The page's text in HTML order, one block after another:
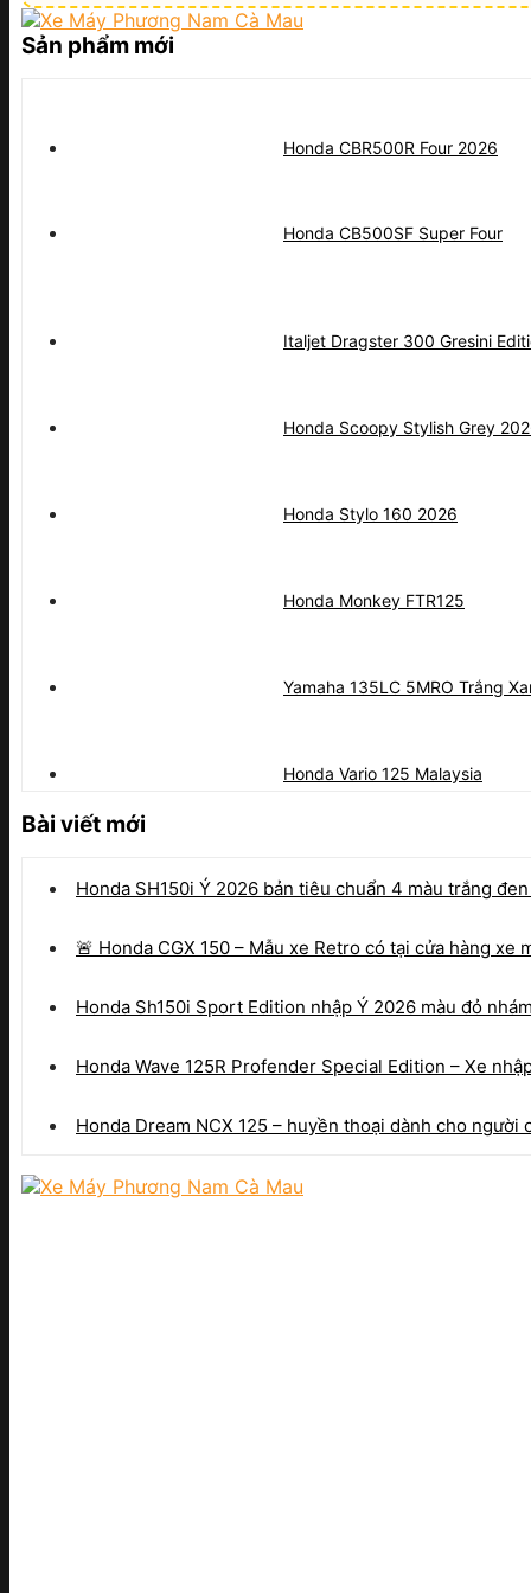
Sản phẩm mới
Honda CBR500R Four 2026
Honda CB500SF Super Four
Italjet Dragster 300 Gresini
Honda Scoopy Stylish Grey
Honda Stylo 160 2026
Honda Monkey FTR125
Yamaha 135LC 5MRO Trắng
Honda Vario 125 Malaysia
Bài viết mới
Honda SH150i Ý 2026 bản tiêu chuẩn 4 màu trắng
🚨 Honda CGX 150 – Mẫu xe Retro có tại cửa hàng xe
Honda Sh150i Sport Edition nhập Ý 2026 màu đỏ
Honda Wave 125R Profender Special Edition – Xe
Honda Dream NCX 125 – huyền thoại dành cho